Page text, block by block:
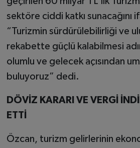
sektöre ciddi katkı sunacağını
“Turizmin sürdürülebilirliği ve
rekabette güçlü kalabilmesi
olumlu ve gelecek açısından
buluyoruz” dedi.
DÖVİZ KARARI VE VERGİ
ETTİ
Özcan, turizm gelirlerinin